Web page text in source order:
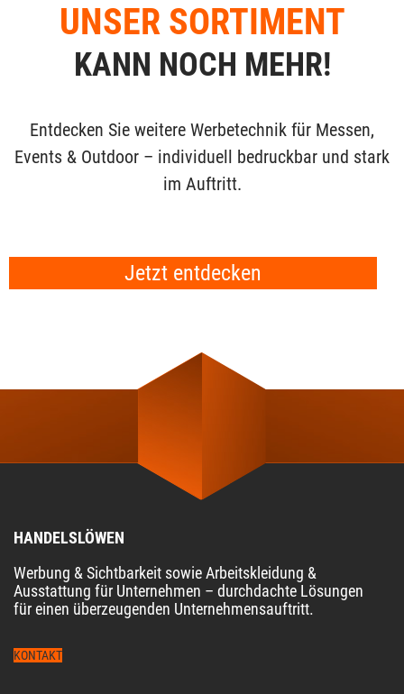
UNSER SORTIMENT
KANN NOCH MEHR!
Entdecken Sie weitere Werbetechnik für Messen,
Events & Outdoor – individuell bedruckbar und stark
im Auftritt.
Jetzt entdecken
HANDELSLÖWEN
Werbung & Sichtbarkeit sowie Arbeitskleidung &
Ausstattung für Unternehmen – durchdachte Lösungen
für einen überzeugenden Unternehmensauftritt.
KONTAKT